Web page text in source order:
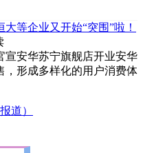
等企业又开始“突围”啦！
宣安华苏宁旗舰店开业安华
，形成多样化的用户消费体
道）